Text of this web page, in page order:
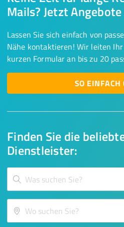
Finden Sie die
Dienstleister:
Mails? Jetzt
Lassen Sie sich einfach von
Nähe kontaktieren! Wir leiten
kurzen Formular an bis zu 20
SO EINFACH